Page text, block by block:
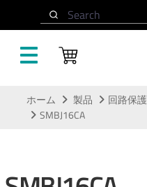
Search
ホーム 製品 回路保護
SMBJ16CA